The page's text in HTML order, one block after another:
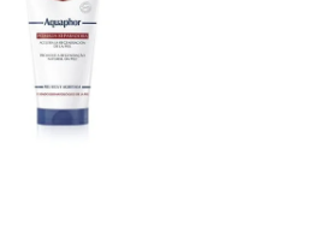
piel es óptima bajo una barrera
que mantiene el nivel
Eucerin Aquaphor está
para apoyar a la regeneración